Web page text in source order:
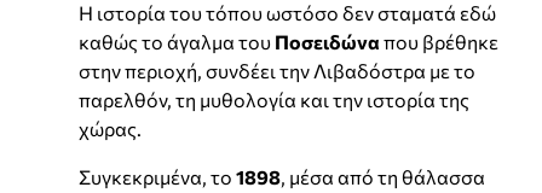
Η ιστορία του τόπου ωστόσο δεν σταματά εδώ
καθώς το άγαλμα του Ποσειδώνα που βρέθηκε
στην περιοχή, συνδέει την Λιβαδόστρα με το
παρελθόν, τη μυθολογία και την ιστορία της
χώρας.
Συγκεκριμένα, το 1898, μέσα από τη θάλασσα